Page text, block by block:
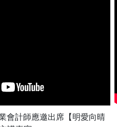
會計師應邀出席【明愛向晴